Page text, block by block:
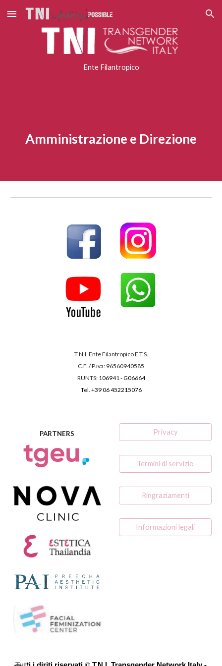
Skip to main content Skip to navigation
Ente Filantropico
Amministrazione e Direzione
T.N.I. Ente Filantropico E.T.S.
C.F. / P.iva: 96560940585
RUNTS: 106941 -G06664
Tel. +39 06 452215076
PARTNERS Privacy
Termini di servizio
Ringraziamenti
Informazioni legali